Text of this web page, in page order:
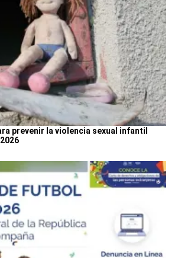
prevenir la violencia sexual infantil